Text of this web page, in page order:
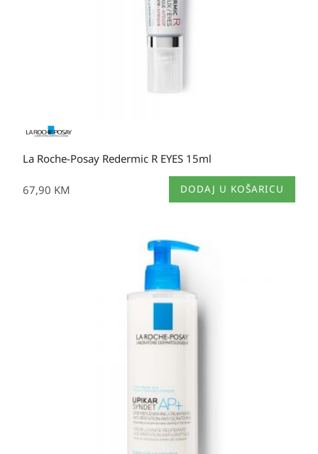
La Roche-Posay Redermic R EYES 15ml
67,90 KM DODAJ U KOŠARICU